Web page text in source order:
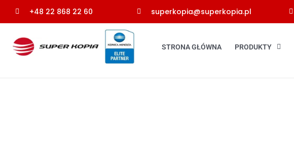
Przejdź
+48 22 868 22 60 superkopia@superkopia.pl
STRONA GŁÓWNA PRODUKTY